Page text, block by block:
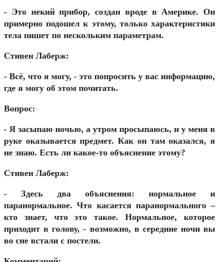
- Это некий прибор, создан вроде в Америке. Он
примерно подошел к этому, только характеристики
тела пишет по нескольким параметрам.
Стивен Лаберж:
- Всё, что я могу, - это попросить у вас информацию,
где я могу об этом почитать.
Вопрос:
- Я засыпаю ночью, а утром просыпаюсь, и у меня в
руке оказывается предмет. Как он там оказался, я
не знаю. Есть ли какое-то объяснение этому?
Стивен Лаберж:
- Здесь два объяснения: нормальное и
паранормальное. Что касается паранормального –
кто знает, что это такое. Нормальное, которое
приходит в голову, - возможно, в середине ночи вы
во сне встали с постели.